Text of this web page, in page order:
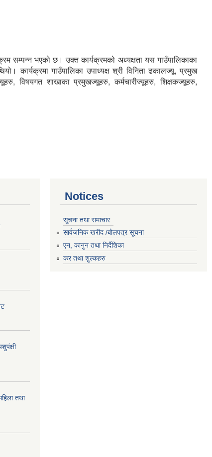
सम्पन्न भएको छ। उक्त कार्यक्रमको अध्यक्षता यस गाउँपालिकाका
कार्यक्रमा गाउँपालिका उपाध्यक्ष श्री विनिता ढकालज्यू, प्रमुख
विषयगत शाखाका प्रमुखज्यूहरु, कर्मचारीज्यूहरु, शिक्षकज्यूहरु,
तथा
Notices
सूचना तथा समाचार
सार्वजनिक खरीद /बोलपत्र सूचना
एन, कानुन तथा निर्देशिका
कर तथा शुल्कहरु